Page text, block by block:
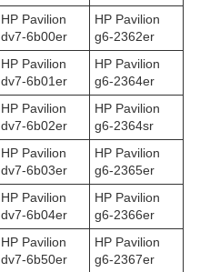
HP Pavilion
dv7-6b00er
HP Pavilion
g6-2362er
HP Pavilion
dv7-6b01er
HP Pavilion
g6-2364er
HP Pavilion
dv7-6b02er
HP Pavilion
g6-2364sr
HP Pavilion
dv7-6b03er
HP Pavilion
g6-2365er
HP Pavilion
dv7-6b04er
HP Pavilion
g6-2366er
HP Pavilion
dv7-6b50er
HP Pavilion
g6-2367er